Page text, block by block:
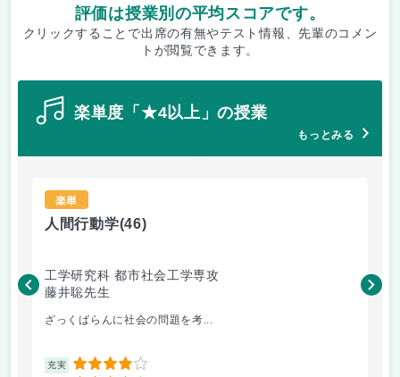
評価は授業別の平均スコアです。
クリックすることで出席の有無やテスト情報、先輩のコメン
トが閲覧できます。
楽単度「★4以上」の授業
もっとみる
楽単
人間行動学(46)
工学研究科 都市社会工学専攻
藤井聡先生
ざっくばらんに社会の問題を考...
充実 4
藤